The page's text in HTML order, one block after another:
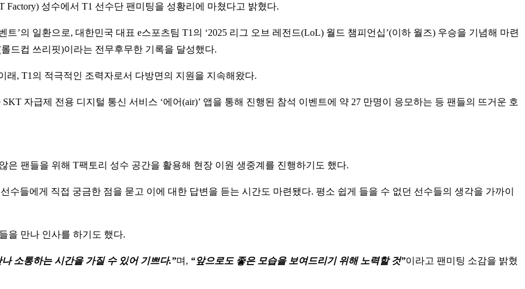
성수에서 T1 선수단 팬미팅을 성황리에 마쳤다고 밝혔다.
’의 일환으로, 대한민국 대표 e스포츠팀 T1의 ‘2025 리그 오브 레전드(LoL) 월드 챔피언십’(이하 월즈) 우승을 기념해 마련
드컵 쓰리핏)이라는 전무후무한 기록을 달성했다.
래, T1의 적극적인 조력자로서 다방면의 지원을 지속해왔다.
자급제 전용 디지털 통신 서비스 ‘에어(air)’ 앱을 통해 진행된 참석 이벤트에 약 27 만명이 응모하는 등 팬들의 뜨거운 호
은 팬들을 위해 T팩토리 성수 공간을 활용해 현장 이원 생중계를 진행하기도 했다.
수들에게 직접 궁금한 점을 묻고 이에 대한 답변을 듣는 시간도 마련됐다. 평소 쉽게 들을 수 없던 선수들의 생각을 가까이
을 만나 인사를 하기도 했다.
소통하는 시간을 가질 수 있어 기쁘다.”며, “앞으로도 좋은 모습을 보여드리기 위해 노력할 것”이라고 팬미팅 소감을 밝혔